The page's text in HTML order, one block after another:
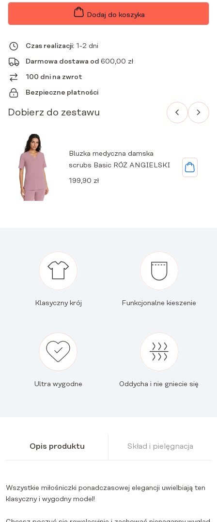
DAMSKIE
ANGIELSKI
Dodaj do koszyka
Czas realizacji: 1-2 dni
Darmowa dostawa od 600,00 zł
100 dni na zwrot
Bezpieczne płatności
Dobierz do zestawu
Bluzka medyczna damska
scrubs Basic RÓŻ ANGIELSKI
199,90 zł
Klasyczny krój Funkcjonalne kieszenie
Ultra wygodne Oddycha i nie gniecie się
Opis produktu Skład i pielęgnacja
Wszystkie miłośniczki ponadczasowej elegancji uwielbiają ten
klasyczny i wygodny model!